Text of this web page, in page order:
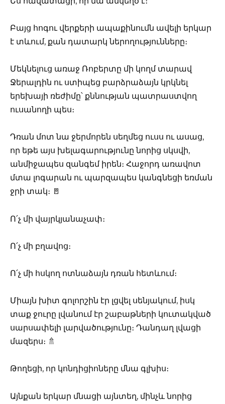
Բայց հոգու վերքերի ապաքինումն ավելի երկար
է տևում, քան դատարկ ներողությունները։
Մեկնելուց առաջ Ռոբերտը մի կողմ տարավ
Ջերալդին ու ստիպեց բարձրաձայն կրկնել
երեխայի ռեժիմը՝ քննության պատրաստվող
ուսանողի պես։
Դռան մոտ նա ջերմորեն սեղմեց ուսս ու ասաց,
որ եթե այս խելագարությունը նորից սկսվի,
անմիջապես զանգեմ իրեն։ Հաջորդ առավոտ
մտա լոգարան ու պարզապես կանգնեցի եռման
ջրի տակ։ 🚪
Ո՛չ մի վայրկյանաչափ։
Ո՛չ մի բղավոց։
Ո՛չ մի հսկող ոտնաձայն դռան հետևում։
Միայն խիտ գոլորշին էր լցվել սենյակում, իսկ
տաք ջուրը լվանում էր շաբաթների կուտակված
սարսափելի լարվածությունը։ Դանդաղ լվացի
մազերս։ 🚿
Թողեցի, որ կոնդիցիոները մնա գլխիս։
Այնքան երկար մնացի այնտեղ, մինչև նորից